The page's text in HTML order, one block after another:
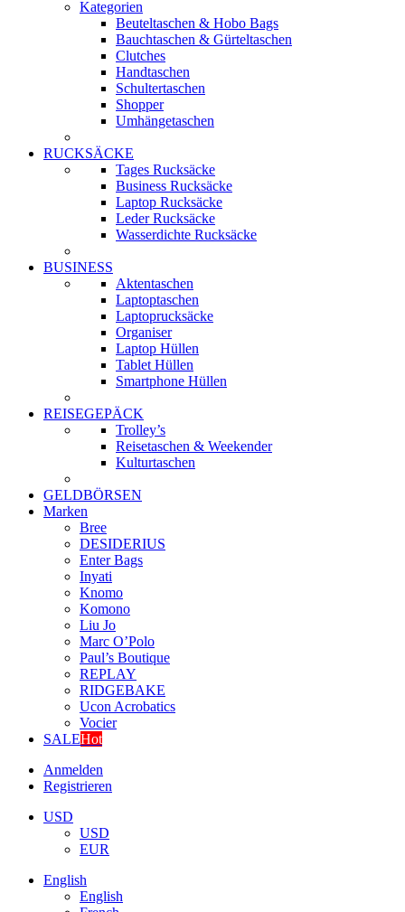
Kategorien
Beuteltaschen & Hobo Bags
Bauchtaschen & Gürteltaschen
Clutches
Handtaschen
Schultertaschen
Shopper
Umhängetaschen
RUCKSÄCKE
Tages Rucksäcke
Business Rucksäcke
Laptop Rucksäcke
Leder Rucksäcke
Wasserdichte Rucksäcke
BUSINESS
Aktentaschen
Laptoptaschen
Laptoprucksäcke
Organiser
Laptop Hüllen
Tablet Hüllen
Smartphone Hüllen
REISEGEPÄCK
Trolley’s
Reisetaschen & Weekender
Kulturtaschen
GELDBÖRSEN
Marken
Bree
DESIDERIUS
Enter Bags
Inyati
Knomo
Komono
Liu Jo
Marc O’Polo
Paul’s Boutique
REPLAY
RIDGEBAKE
Ucon Acrobatics
Vocier
SALEHot
Anmelden
Registrieren
USD
USD
EUR
English
English